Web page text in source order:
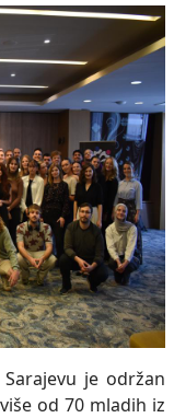
je održan
od 70 mladih iz